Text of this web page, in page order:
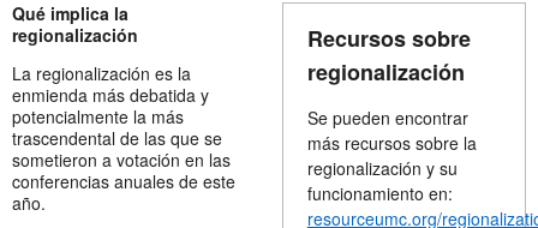
Recursos sobre
regionalización
Se pueden encontrar
más recursos sobre la
regionalización y su
funcionamiento en:
resourceumc.org/
Qué implica la
regionalización
La regionalización es la
enmienda más debatida y
potencialmente la más
trascendental de las que se
sometieron a votación en las
conferencias anuales de este
año.